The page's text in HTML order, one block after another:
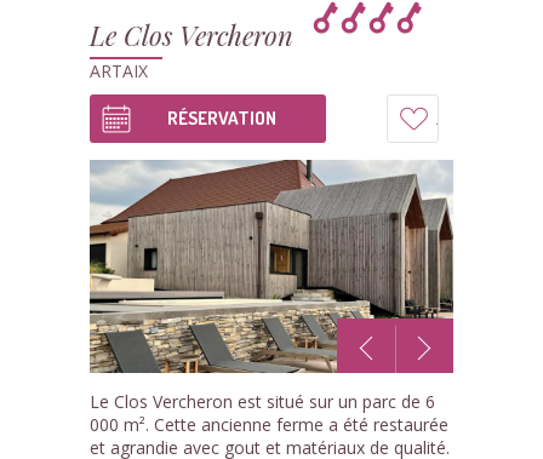
Le Clos Vercheron
ARTAIX
à
mon
carnet
RÉSERVATION
1 /13
Le Clos Vercheron est situé sur un parc de 6
000 m². Cette ancienne ferme a été restaurée
et agrandie avec gout et matériaux de qualité.